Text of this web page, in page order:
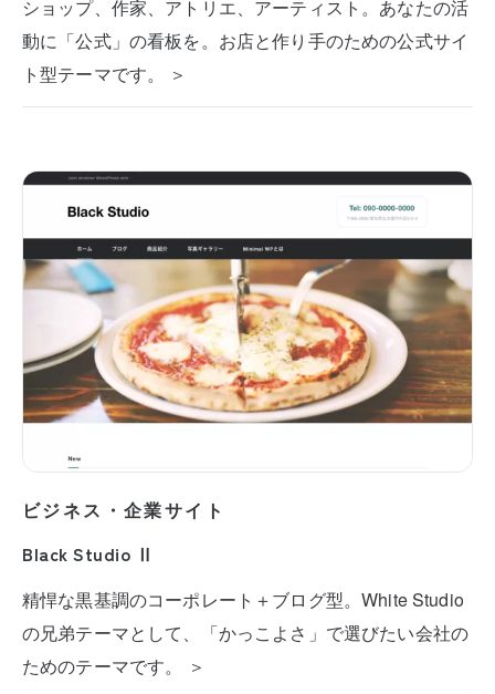
ショップ、作家、アトリエ、アーティスト。あなたの活
動に「公式」の看板を。お店と作り手のための公式サイ
ト型テーマです。 ＞
ビジネス・企業サイト
Black Studio Ⅱ
精悍な黒基調のコーポレート＋ブログ型。White Studio
の兄弟テーマとして、「かっこよさ」で選びたい会社の
ためのテーマです。 ＞